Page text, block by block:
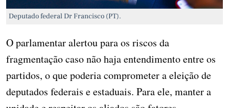
Deputado federal Dr Francisco (PT).
O parlamentar alertou para os riscos da
fragmentação caso não haja entendimento entre os
partidos, o que poderia comprometer a eleição de
deputados federais e estaduais. Para ele, manter a